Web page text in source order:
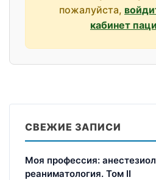
пожалуйста,
кабинет
СВЕЖИЕ ЗАПИСИ
Моя профессия:
реаниматология. Том II